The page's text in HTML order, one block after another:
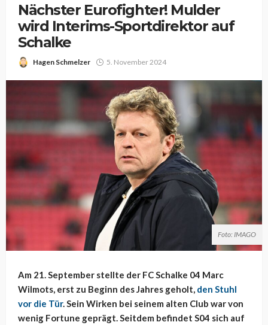
Nächster Eurofighter! Mulder
wird Interims-Sportdirektor auf
Schalke
Hagen Schmelzer 5. November 2024
Foto: IMAGO
Am 21. September stellte der FC Schalke 04 Marc
Wilmots, erst zu Beginn des Jahres geholt, den Stuhl
vor die Tür. Sein Wirken bei seinem alten Club war von
wenig Fortune geprägt. Seitdem befindet S04 sich auf